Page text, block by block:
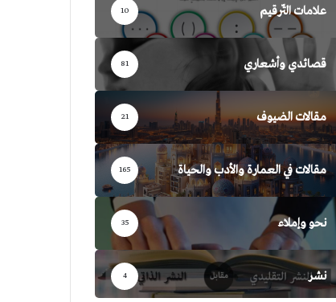
علامات التّرقيم 10
قصائدي وأشعاري 81
مقالات الضيوف 21
مقالات في العمارة والأدب والحياة 165
نحو وإملاء 35
نشر 4